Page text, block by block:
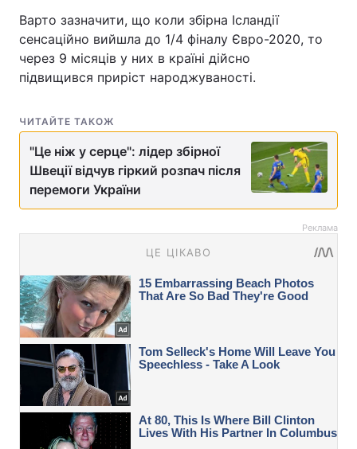
Варто зазначити, що коли збірна Ісландії
сенсаційно вийшла до 1/4 фіналу Євро-2020, то
через 9 місяців у них в країні дійсно
підвищився приріст народжуваності.
ЧИТАЙТЕ ТАКОЖ
"Це ніж у серце": лідер збірної
Швеції відчув гіркий розпач після
перемоги України
Реклама